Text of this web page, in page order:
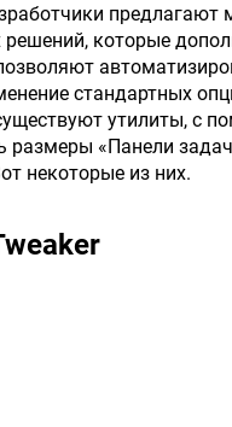
предлагают
которые
стандартных
утилиты, с
размеры «Панели
некоторые из них.